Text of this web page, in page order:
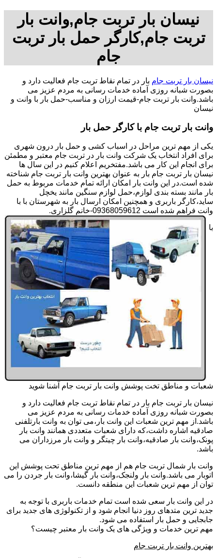
نیسان بار تربت جام,وانت بار
تربت جام,کارگر حمل بار تربت
جام
نیسان بار تربت جام بار در تمام نقاط تربت جام فعالیت دارد و
بصورت شبانه روزی آماده خدمات رسانی به مردم عزیز می
باشد.وانت بار تربت جام-قیمت ارزان و مناسب-حمل بار با وانت و
نیسان
وانت بار تربت جام با کارگر حمل بار
یکی از مهم ترین مراحل در اسباب کشی و حمل بار درون شهری
برای افراد انتخاب یک شرکت وانت بار در تربت جام معتبر و مطمئن
برای انجام این کار می باشد.مفتخریم اعلام کنیم در این سال ها
نیسان بار تربت جام بار به عنوان بهترین وانت بار تربت جام شناخته
شده است.در این وانت بار امکان ارائه تمام خدمات مربوط به حمل
بار مانند بسته بندی لوازم،حمل لوازم سنگین مانند یخچل
ساید،کارگر باربری و همچنین امکان ارسال بار به شهرستان با با
وانت فراهم شده است 09368059612-خانم گلزاری.
با
شعبات و مناطق تخت پوشش وانت بار تربت جام آشنا شوید
نیسان بار تربت جام بار در تمام نقاط تربت جام فعالیت دارد و
بصورت شبانه روزی آماده خدمات رسانی به مردم عزیز می
باشد.از مهم ترین شعبات این وانت بار،می توان به وانت بارتلفنی
صادقیه اشاره داشت،که دارای شعبات متعددی همانند وانت بار
پونک،وانت بار صادقیه،وانت بار چیتگر و وانت بار مرزداران می
باشد.
وانت بار شمال تربت جام هم از مهم ترین مناطق تحت پوشش این
اتوبار می باشد.وانت بار ولنجک،وانت بار گیشا،وانت بار جردن را می
توان از مهم ترین شعبات این منطقه دانست.
در این وانت بار سعی شده است تمام خدمات باربری با توجه به
جدید ترین متدهای روز دنیا انجام شود و از تکنولوژی های جدید برای
جابجایی و حمل بار استفاده می شود.
مهم ترین خدمات و ویژگی های یک وانت بار معتبر چیست؟
بهترین وانت بار تربت جام